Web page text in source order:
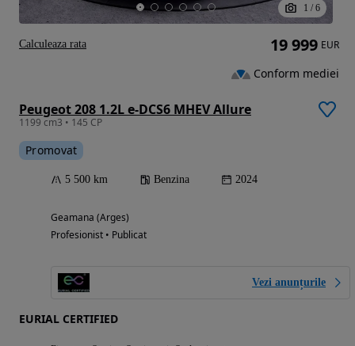
1 / 6
Peugeot 208 1.2L e-DCS6 MHEV Allure
1199 cm3 • 145 CP
Promovat
5 500 km Benzina 2024
Geamana (Arges)
Profesionist • Publicat
Vezi anunțurile
EURIAL CERTIFIED
19 999 EUR
Conform mediei
Calculeaza rata